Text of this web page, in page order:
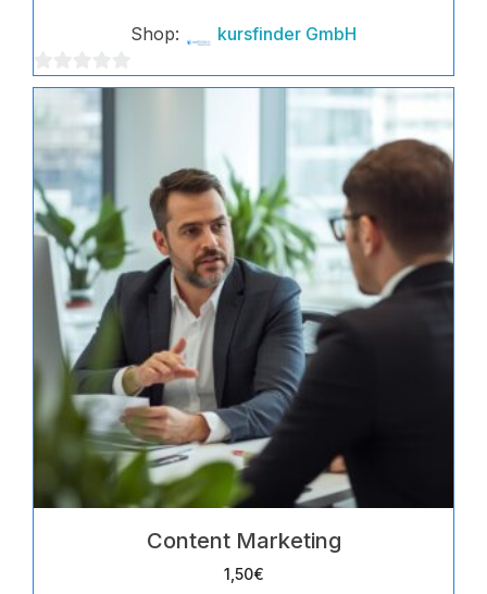
Shop: kursfinder GmbH
0
Content Marketing
1,50€